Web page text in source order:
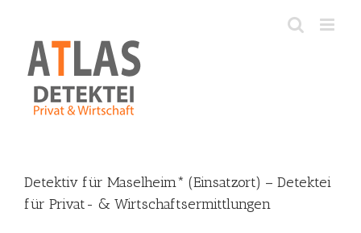
content
Detektiv für Maselheim* (Einsatzort) – Detektei
für Privat- & Wirtschaftsermittlungen